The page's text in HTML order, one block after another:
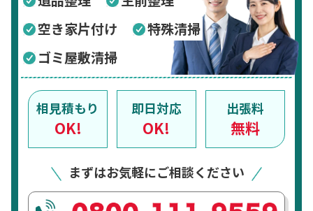
空き家片付け
特殊清掃
ゴミ屋敷清掃
相見積もり
OK!
即日対応
OK!
出張料
無料
まずはお気軽にご相談ください